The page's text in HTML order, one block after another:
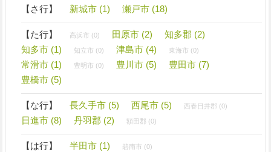
【さ行】 新城市 (1) 瀬戸市 (18)
【た行】 高浜市 (0) 田原市 (2)
知多郡 (2)
知多市 (1)
知立市 (0) 津島市 (4) 東海市 (0)
常滑市 (1) 豊明市 (0) 豊川市 (5)
豊田市 (7)
豊橋市 (5)
【な行】 長久手市 (5) 西尾市 (5) 西春日井郡 (0)
日進市 (8) 丹羽郡 (2) 額田郡 (0)
【は行】 半田市 (1) 碧南市 (0)